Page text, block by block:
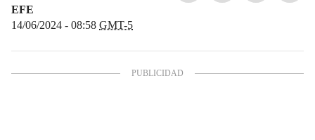
EFE
14/06/2024 - 08:58 GMT-5